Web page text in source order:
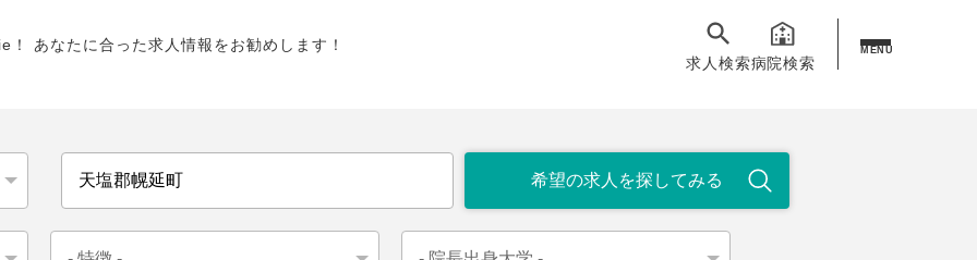
！ あなたに合った求人情報をお勧めします！
求人検索病院検索
MENU